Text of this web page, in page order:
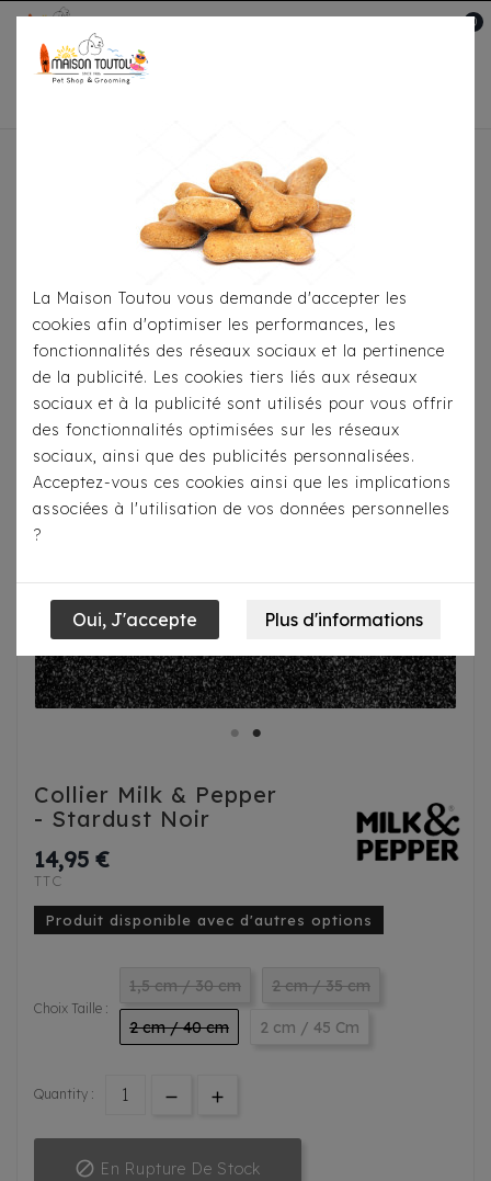
0
Pour Les Balades Colliers
Milk & Pepper - Stardust Noir
Collier Milk & Pepper
- Stardust Noir
14,95 €
TTC
Produit disponible avec d'autres options
Choix Taille :
1,5 cm / 30 cm 2 cm / 35 cm
2 cm / 40 cm 2 cm / 45 Cm
Quantity :
 En Rupture De Stock
La Maison Toutou vous demande d'accepter les
cookies afin d'optimiser les performances, les
fonctionnalités des réseaux sociaux et la pertinence
de la publicité. Les cookies tiers liés aux réseaux
sociaux et à la publicité sont utilisés pour vous offrir
des fonctionnalités optimisées sur les réseaux
sociaux, ainsi que des publicités personnalisées.
Acceptez-vous ces cookies ainsi que les implications
associées à l'utilisation de vos données personnelles
?